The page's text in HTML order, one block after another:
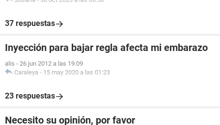
37 respuestas
Inyección para bajar regla afecta mi embarazo
alis - 26 jun 2012 a las 19:09
Caraleya - 15 may 2020 a las 01:23
23 respuestas
Necesito su opinión, por favor